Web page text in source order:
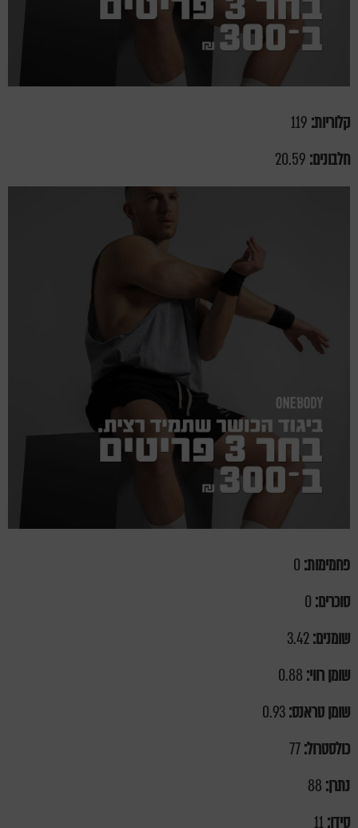
קלוריות: 119
חלבונים: 20.59
פחמימות: 0
סוכרים: 0
שומנים:3.42
שומן רווי: 0.88
שומן טראנס:0.93
כולסטרול:77
נתרן: 88
סידן:11